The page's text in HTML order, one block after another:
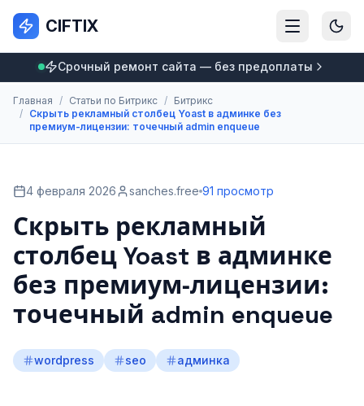
CIFTIX
Срочный ремонт сайта — без предоплаты
Главная / Статьи по Битрикс / Битрикс
/ Скрыть рекламный столбец Yoast в админке без
премиум‑лицензии: точечный admin enqueue
4 февраля 2026 sanches.free 91 просмотр
Скрыть рекламный
столбец Yoast в админке
без премиум‑лицензии:
точечный admin enqueue
wordpress seo админка